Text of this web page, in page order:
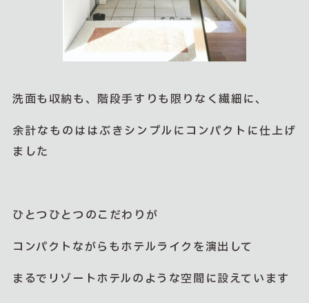
洗面も収納も、階段手すりも限りなく繊細に、
余計なものははぶきシンプルにコンパクトに仕上げ
ました
ひとつひとつのこだわりが
コンパクトながらもホテルライクを演出して
まるでリゾートホテルのような空間に設えています